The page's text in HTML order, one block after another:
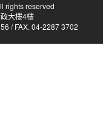
rights reserved
大樓4樓
/ FAX. 04-2287 3702